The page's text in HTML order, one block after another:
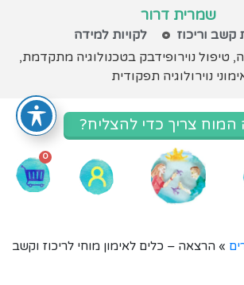
שמרית דרור
קשב וריכוז
לקויות למידה
, טיפול נוירופידבק בטכנולוגיה מתקדמת,
נוירולוגיה תפקודית
המוח צריך כדי להצליח?
0
» הרצאה – כלים לאימון מוחי לריכוז וקשב